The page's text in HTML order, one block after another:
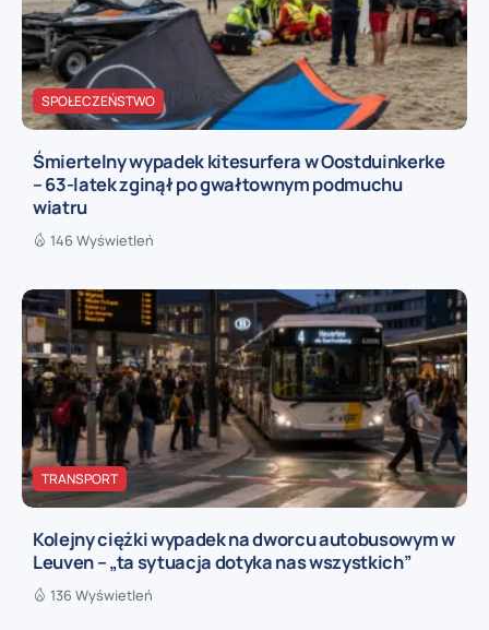
SPOŁECZEŃSTWO
Śmiertelny wypadek kitesurfera w Oostduinkerke
– 63-latek zginął po gwałtownym podmuchu
wiatru
146 Wyświetleń
TRANSPORT
Kolejny ciężki wypadek na dworcu autobusowym w
Leuven – „ta sytuacja dotyka nas wszystkich”
136 Wyświetleń